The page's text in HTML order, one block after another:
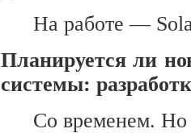
На работе —
Планируется ли
системы:
Со временем. Но